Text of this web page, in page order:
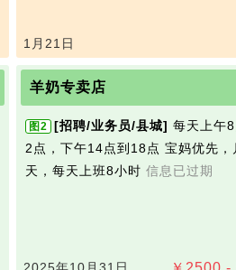
1月21日
羊奶专卖店
图2 [招聘/业务员/县城] 每天上午8
2点，下午14点到18点 宝妈优先，
天，每天上班8小时 信息已过期